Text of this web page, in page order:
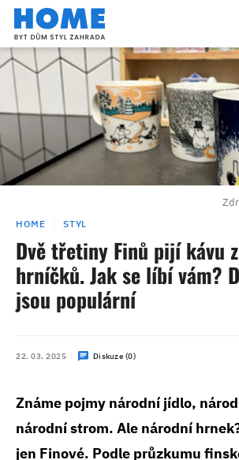
HOME STYL
Dvě třetiny Finů pijí kávu
hrníčků. Jak se líbí vám?
jsou populární
22. 03. 2025 Diskuze (0)
Známe pojmy národní jídlo,
národní strom. Ale národní
jen Finové. Podle průzkumu